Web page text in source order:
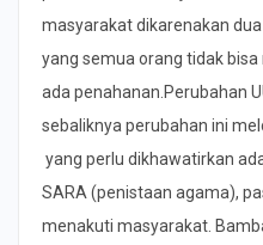
masyarakat dikarenakan dua
yang semua orang tidak
ada penahanan.Perubahan
sebaliknya perubahan ini
yang perlu dikhawatirkan
SARA (penistaan agama),
menakuti masyarakat.